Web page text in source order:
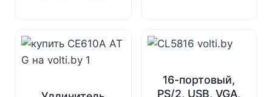
16-портовый,
PS/2, USB, VGA,